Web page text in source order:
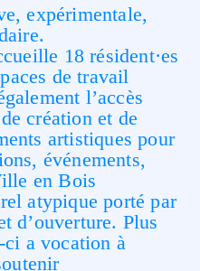
expérimentale,
18 résident·es
de travail
l’accès
création et de
artistiques pour
événements,
en Bois
atypique porté par
d’ouverture. Plus
a vocation à